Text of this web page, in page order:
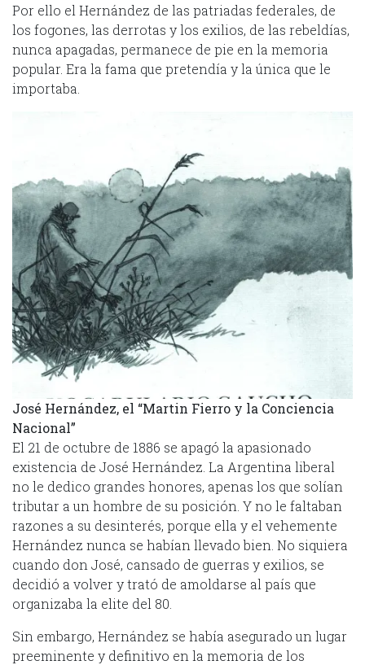
Por ello el Hernández de las patriadas federales, de
los fogones, las derrotas y los exilios, de las rebeldías,
nunca apagadas, permanece de pie en la memoria
popular. Era la fama que pretendía y la única que le
importaba.
José Hernández, el “Martin Fierro y la Conciencia
Nacional”
El 21 de octubre de 1886 se apagó la apasionado
existencia de José Hernández. La Argentina liberal
no le dedico grandes honores, apenas los que solían
tributar a un hombre de su posición. Y no le faltaban
razones a su desinterés, porque ella y el vehemente
Hernández nunca se habían llevado bien. No siquiera
cuando don José, cansado de guerras y exilios, se
decidió a volver y trató de amoldarse al país que
organizaba la elite del 80.
Sin embargo, Hernández se había asegurado un lugar
preeminente y definitivo en la memoria de los